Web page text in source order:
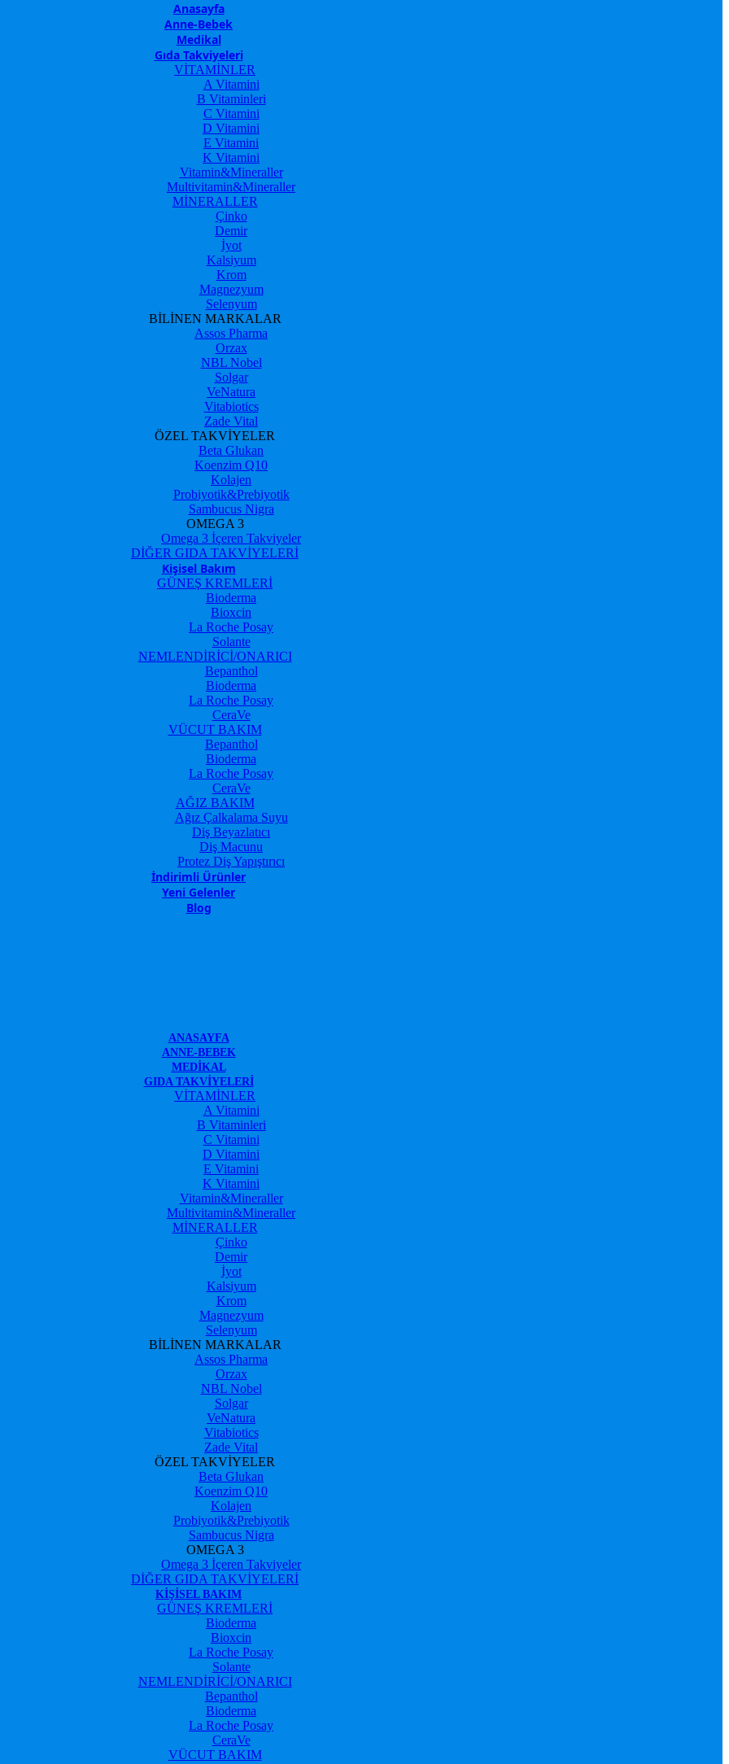
Anasayfa
Anne-Bebek
Medikal
Gıda Takviyeleri
VİTAMİNLER
A Vitamini
B Vitaminleri
C Vitamini
D Vitamini
E Vitamini
K Vitamini
Vitamin&Mineraller
Multivitamin&Mineraller
MİNERALLER
Çinko
Demir
İyot
Kalsiyum
Krom
Magnezyum
Selenyum
BİLİNEN MARKALAR
Assos Pharma
Orzax
NBL Nobel
Solgar
VeNatura
Vitabiotics
Zade Vital
ÖZEL TAKVİYELER
Beta Glukan
Koenzim Q10
Kolajen
Probiyotik&Prebiyotik
Sambucus Nigra
OMEGA 3
Omega 3 İçeren Takviyeler
DİĞER GIDA TAKVİYELERİ
Kişisel Bakım
GÜNEŞ KREMLERİ
Bioderma
Bioxcin
La Roche Posay
Solante
NEMLENDİRİCİ/ONARICI
Bepanthol
Bioderma
La Roche Posay
CeraVe
VÜCUT BAKIM
Bepanthol
Bioderma
La Roche Posay
CeraVe
AĞIZ BAKIM
Ağız Çalkalama Suyu
Diş Beyazlatıcı
Diş Macunu
Protez Diş Yapıştırıcı
İndirimli Ürünler
Yeni Gelenler
Blog
ANASAYFA
ANNE-BEBEK
MEDIKAL
GIDA TAKVIYELERI
VİTAMİNLER
A Vitamini
B Vitaminleri
C Vitamini
D Vitamini
E Vitamini
K Vitamini
Vitamin&Mineraller
Multivitamin&Mineraller
MİNERALLER
Çinko
Demir
İyot
Kalsiyum
Krom
Magnezyum
Selenyum
BİLİNEN MARKALAR
Assos Pharma
Orzax
NBL Nobel
Solgar
VeNatura
Vitabiotics
Zade Vital
ÖZEL TAKVİYELER
Beta Glukan
Koenzim Q10
Kolajen
Probiyotik&Prebiyotik
Sambucus Nigra
OMEGA 3
Omega 3 İçeren Takviyeler
DİĞER GIDA TAKVİYELERİ
KIŞISEL BAKIM
GÜNEŞ KREMLERİ
Bioderma
Bioxcin
La Roche Posay
Solante
NEMLENDİRİCİ/ONARICI
Bepanthol
Bioderma
La Roche Posay
CeraVe
VÜCUT BAKIM